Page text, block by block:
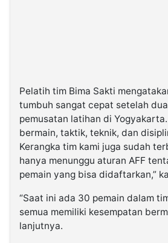
Pelatih tim Bima Sakti
tumbuh sangat cepat setelah
pemusatan latihan di
bermain, taktik, teknik, dan
Kerangka tim kami juga sudah
hanya menunggu aturan AFF
pemain yang bisa didaftarkan,”
“Saat ini ada 30 pemain dalam
semua memiliki kesempatan
lanjutnya.